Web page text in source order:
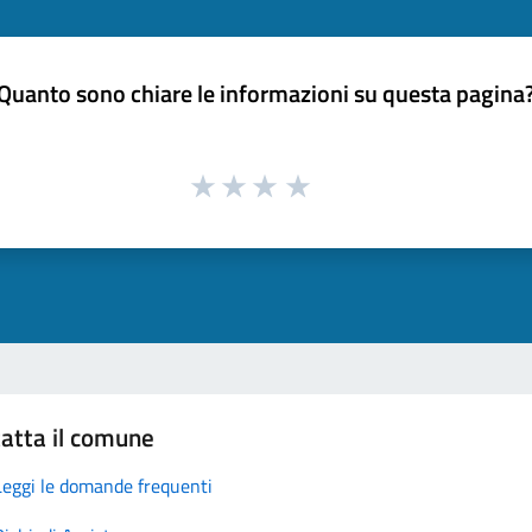
sono chiare le informazioni su questa
il comune
le domande frequenti